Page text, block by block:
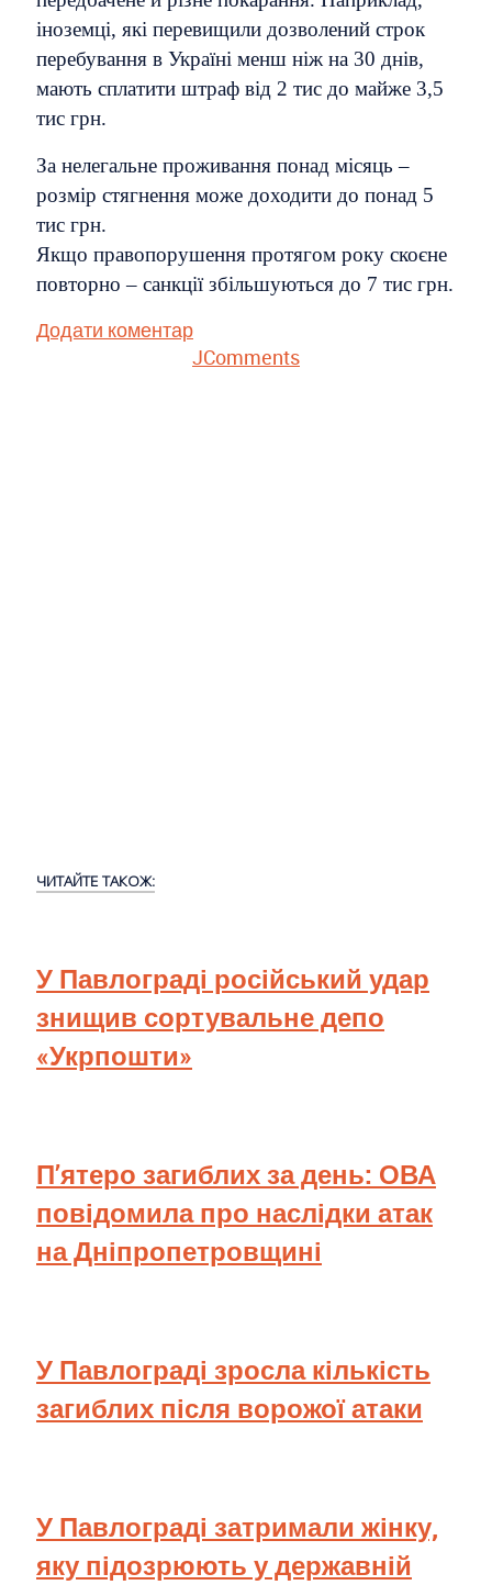
іноземці, які перевищили дозволений строк
перебування в Україні менш ніж на 30 днів,
мають сплатити штраф від 2 тис до майже 3,5
тис грн.
За нелегальне проживання понад місяць –
розмір стягнення може доходити до понад 5
тис грн.
Якщо правопорушення протягом року скоєне
повторно – санкції збільшуються до 7 тис грн.
Додати коментар
JComments
ЧИТАЙТЕ ТАКОЖ:
У Павлограді російський удар
знищив сортувальне депо
«Укрпошти»
П’ятеро загиблих за день: ОВА
повідомила про наслідки атак
на Дніпропетровщині
У Павлограді зросла кількість
загиблих після ворожої атаки
У Павлограді затримали жінку,
яку підозрюють у державній